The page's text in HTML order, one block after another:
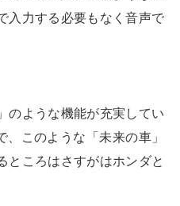
入力する必要もなく音声で
のような機能が充実してい
このような「未来の車」
ところはさすがはホンダと